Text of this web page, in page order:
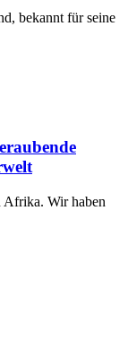
bekannt für seine
Afrika. Wir haben